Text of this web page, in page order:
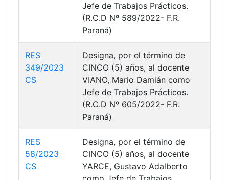
Jefe de Trabajos Prácticos.
(R.C.D Nº 589/2022- F.R.
Paraná)
RES
349/2023
CS
Designa, por el término de
CINCO (5) años, al docente
VIANO, Mario Damián como
Jefe de Trabajos Prácticos.
(R.C.D Nº 605/2022- F.R.
Paraná)
RES
58/2023
CS
Designa, por el término de
CINCO (5) años, al docente
YARCE, Gustavo Adalberto